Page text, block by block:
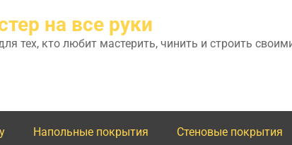
на все руки
тех, кто любит мастерить, чинить и строить
Напольные покрытия Стеновые покрытия